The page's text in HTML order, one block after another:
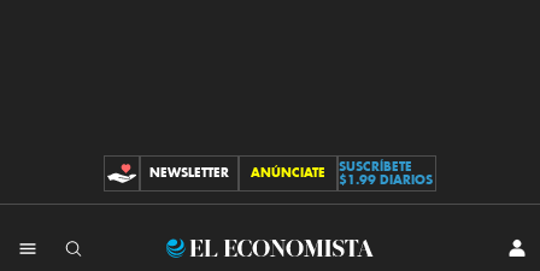
CONTRIBUCIONES
NEWSLETTER ANÚNCIATE
SUSCRÍBETE
$1.99 DIARIOS
El